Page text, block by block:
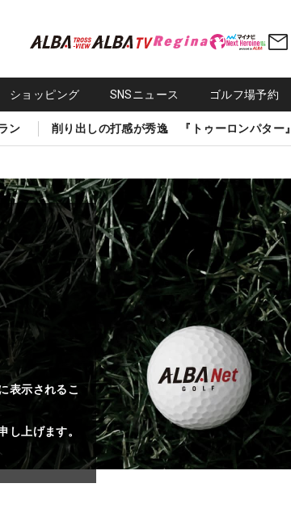
ショッピング SNSニュース ゴルフ場予約
ン 削り出しの打感が秀逸 『トゥーロンパター』
表示されるこ
し上げます。